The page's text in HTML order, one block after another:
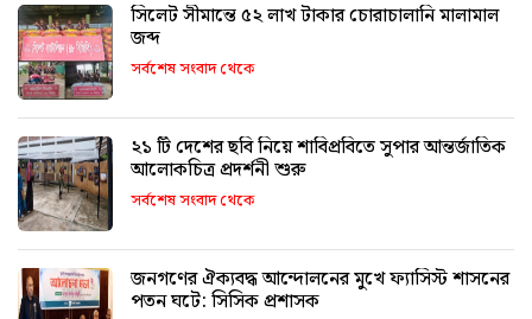
সিলেট সীমান্তে ৫২ লাখ টাকার চোরাচালানি মালামাল
জব্দ
সর্বশেষ সংবাদ থেকে
২১ টি দেশের ছবি নিয়ে শাবিপ্রবিতে সুপার আন্তর্জাতিক
আলোকচিত্র প্রদর্শনী শুরু
সর্বশেষ সংবাদ থেকে
জনগণের ঐক্যবদ্ধ আন্দোলনের মুখে ফ্যাসিস্ট শাসনের
পতন ঘটে: সিসিক প্রশাসক